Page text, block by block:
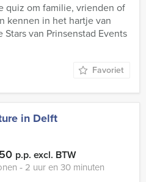
quiz om familie, vrienden of
kennen in het hartje van
van Prinsenstad Events
Favoriet
in Delft
p.p. excl. BTW
‐ 2 uur en 30 minuten